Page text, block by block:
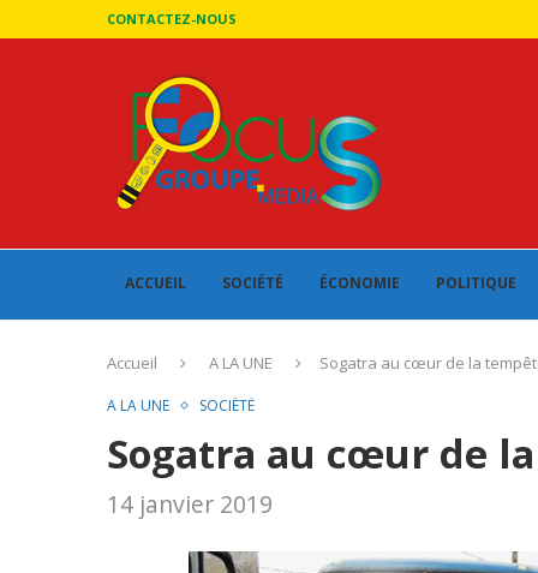
CONTACTEZ-NOUS
ACCUEIL SOCIÉTÉ ÉCONOMIE POLITIQUE
Accueil A LA UNE Sogatra au cœur de la
A LA UNE SOCIÉTÉ
Sogatra au cœur de
14 janvier 2019